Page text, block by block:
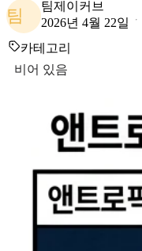
팀
팀제이커브
2026년 4월 22일
카테고리
비어 있음